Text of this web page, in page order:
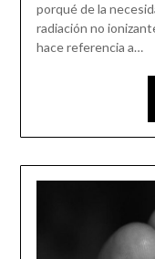
porqué de la
radiación no
hace referencia a…